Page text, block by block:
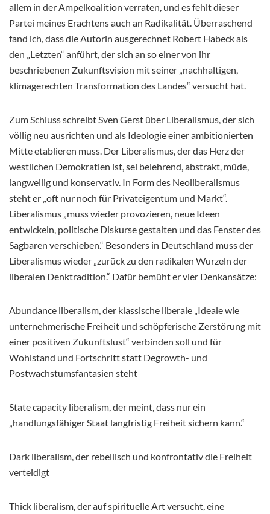
allem in der Ampelkoalition verraten, und es fehlt dieser
Partei meines Erachtens auch an Radikalität. Überraschend
fand ich, dass die Autorin ausgerechnet Robert Habeck als
den „Letzten“ anführt, der sich an so einer von ihr
beschriebenen Zukunftsvision mit seiner „nachhaltigen,
klimagerechten Transformation des Landes“ versucht hat.
Zum Schluss schreibt Sven Gerst über Liberalismus, der sich
völlig neu ausrichten und als Ideologie einer ambitionierten
Mitte etablieren muss. Der Liberalismus, der das Herz der
westlichen Demokratien ist, sei belehrend, abstrakt, müde,
langweilig und konservativ. In Form des Neoliberalismus
steht er „oft nur noch für Privateigentum und Markt“.
Liberalismus „muss wieder provozieren, neue Ideen
entwickeln, politische Diskurse gestalten und das Fenster des
Sagbaren verschieben.“ Besonders in Deutschland muss der
Liberalismus wieder „zurück zu den radikalen Wurzeln der
liberalen Denktradition.“ Dafür bemüht er vier Denkansätze:
Abundance liberalism, der klassische liberale „Ideale wie
unternehmerische Freiheit und schöpferische Zerstörung mit
einer positiven Zukunftslust“ verbinden soll und für
Wohlstand und Fortschritt statt Degrowth- und
Postwachstumsfantasien steht
State capacity liberalism, der meint, dass nur ein
„handlungsfähiger Staat langfristig Freiheit sichern kann.“
Dark liberalism, der rebellisch und konfrontativ die Freiheit
verteidigt
Thick liberalism, der auf spirituelle Art versucht, eine